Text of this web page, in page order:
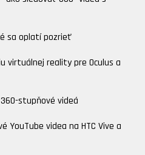
sa oplatí pozrieť
virtuálnej reality pre Oculus a
stupňové videá
YouTube videa na HTC Vive a